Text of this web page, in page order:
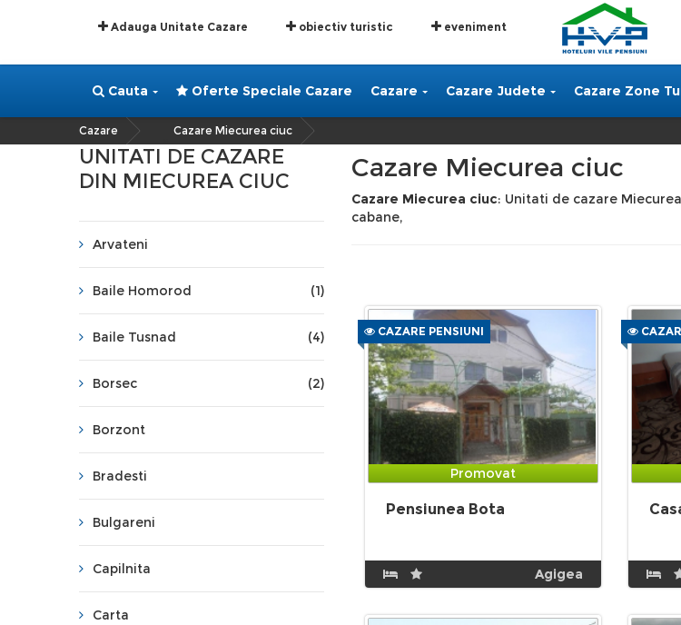
Adauga Unitate Cazare obiectiv turistic eveniment
Cauta Oferte Speciale Cazare Cazare Cazare Judete Cazare Zone
Cazare Cazare Miecurea ciuc
UNITATI DE CAZARE
DIN MIECUREA CIUC
Arvateni
Baile Homorod (1)
Baile Tusnad (4)
Borsec (2)
Borzont
Bradesti
Bulgareni
Capilnita
Carta
Cazare Miecurea ciuc
Cazare Miecurea ciuc: Unitati de cazare
cabane,
CAZARE PENSIUNI
Promovat
Pensiunea Bota
Agigea